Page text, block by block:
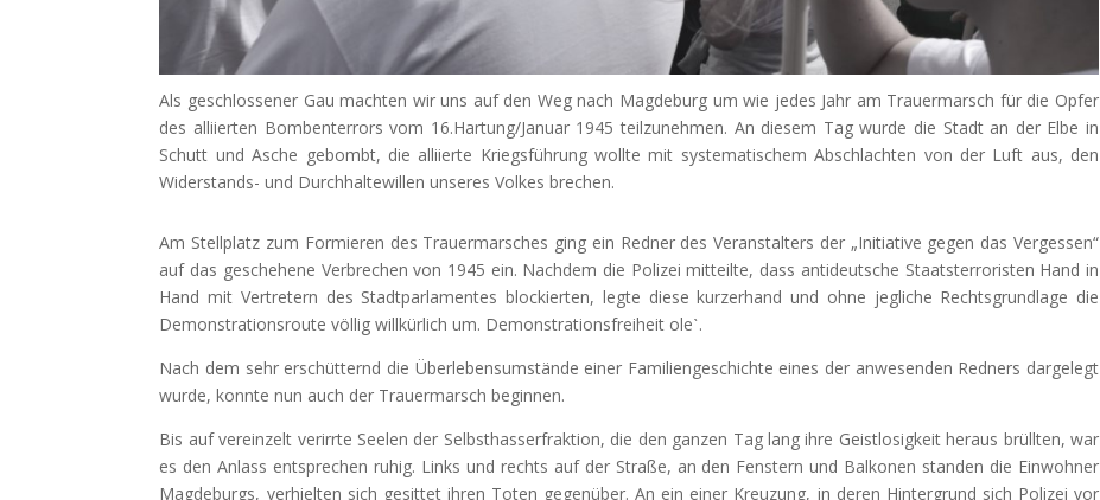
Als geschlossener Gau machten wir uns auf den Weg nach Magdeburg um wie jedes Jahr am Trauermarsch für die Opfer
des alliierten Bombenterrors vom 16.Hartung/Januar 1945 teilzunehmen. An diesem Tag wurde die Stadt an der Elbe in
Schutt und Asche gebombt, die alliierte Kriegsführung wollte mit systematischem Abschlachten von der Luft aus, den
Widerstands- und Durchhaltewillen unseres Volkes brechen.
Am Stellplatz zum Formieren des Trauermarsches ging ein Redner des Veranstalters der „Initiative gegen das Vergessen“
auf das geschehene Verbrechen von 1945 ein. Nachdem die Polizei mitteilte, dass antideutsche Staatsterroristen Hand in
Hand mit Vertretern des Stadtparlamentes blockierten, legte diese kurzerhand und ohne jegliche Rechtsgrundlage die
Demonstrationsroute völlig willkürlich um. Demonstrationsfreiheit oleˋ.
Nach dem sehr erschütternd die Überlebensumstände einer Familiengeschichte eines der anwesenden Redners dargelegt
wurde, konnte nun auch der Trauermarsch beginnen.
Bis auf vereinzelt verirrte Seelen der Selbsthasserfraktion, die den ganzen Tag lang ihre Geistlosigkeit heraus brüllten, war
es den Anlass entsprechen ruhig. Links und rechts auf der Straße, an den Fenstern und Balkonen standen die Einwohner
Magdeburgs, verhielten sich gesittet ihren Toten gegenüber. An ein einer Kreuzung, in deren Hintergrund sich Polizei vor